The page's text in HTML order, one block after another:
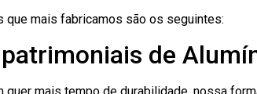
que mais fabricamos são os seguintes:
de